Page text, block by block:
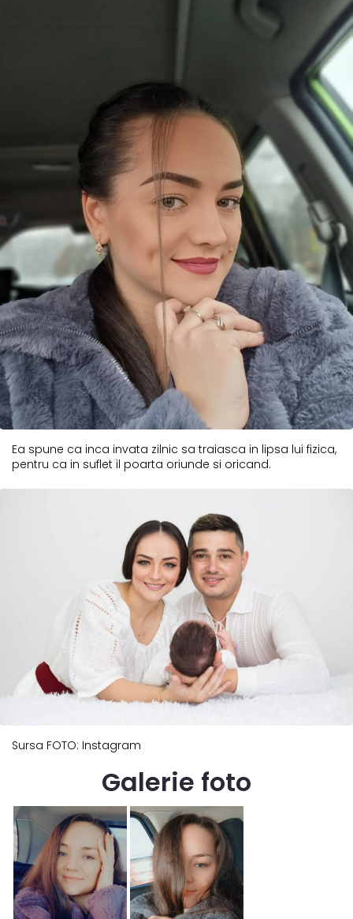
Ea spune ca inca invata zilnic sa traiasca in lipsa lui fizica,
pentru ca in suflet il poarta oriunde si oricand.
Sursa FOTO: Instagram
Galerie foto